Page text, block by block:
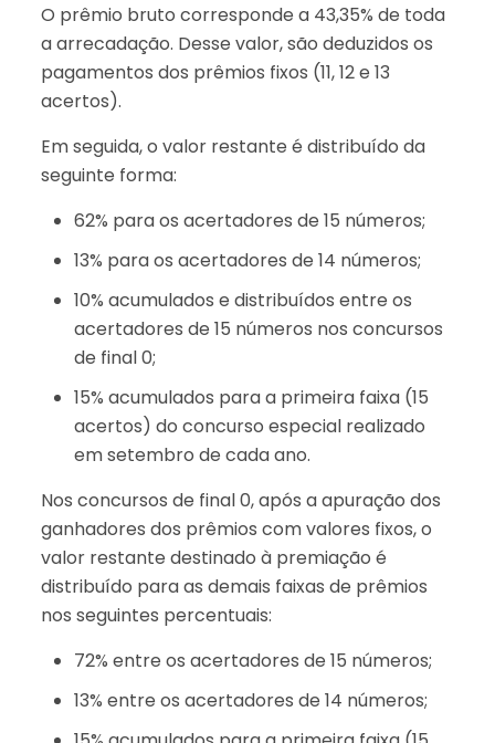
O prêmio bruto corresponde a 43,35% de toda
a arrecadação. Desse valor, são deduzidos os
pagamentos dos prêmios fixos (11, 12 e 13
acertos).
Em seguida, o valor restante é distribuído da
seguinte forma:
62% para os acertadores de 15 números;
13% para os acertadores de 14 números;
10% acumulados e distribuídos entre os
acertadores de 15 números nos concursos
de final 0;
15% acumulados para a primeira faixa (15
acertos) do concurso especial realizado
em setembro de cada ano.
Nos concursos de final 0, após a apuração dos
ganhadores dos prêmios com valores fixos, o
valor restante destinado à premiação é
distribuído para as demais faixas de prêmios
nos seguintes percentuais:
72% entre os acertadores de 15 números;
13% entre os acertadores de 14 números;